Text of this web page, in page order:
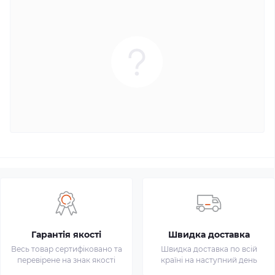
Гарантія якості
Весь товар сертифіковано та
перевірене на знак якості
Швидка доставка
Швидка доставка по всій
країні на наступний день